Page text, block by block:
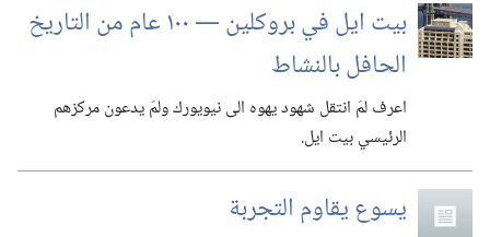
بيت ايل في بروكلين —‏ ١٠٠ عام من التاريخ
الحافل بالنشاط
اعرف لمَ انتقل شهود يهوه الى نيويورك ولمَ يدعون مركزهم
الرئيسي بيت ايل.‏
يسوع يقاوم التجربة